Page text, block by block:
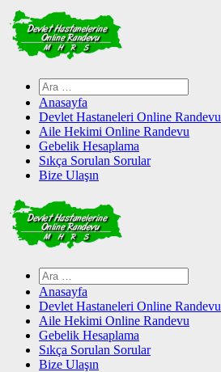
Skip
to
content
Arama:
Anasayfa
Devlet Hastaneleri Online Randevu
Aile Hekimi Online Randevu
Gebelik Hesaplama
Sıkça Sorulan Sorular
Bize Ulaşın
Arama:
Anasayfa
Devlet Hastaneleri Online Randevu
Aile Hekimi Online Randevu
Gebelik Hesaplama
Sıkça Sorulan Sorular
Bize Ulaşın